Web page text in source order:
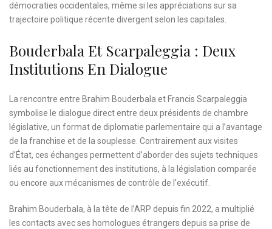
démocraties occidentales, même si les appréciations sur sa
trajectoire politique récente divergent selon les capitales.
Bouderbala Et Scarpaleggia : Deux
Institutions En Dialogue
La rencontre entre Brahim Bouderbala et Francis Scarpaleggia
symbolise le dialogue direct entre deux présidents de chambre
législative, un format de diplomatie parlementaire qui a l’avantage
de la franchise et de la souplesse. Contrairement aux visites
d’État, ces échanges permettent d’aborder des sujets techniques
liés au fonctionnement des institutions, à la législation comparée
ou encore aux mécanismes de contrôle de l’exécutif.
Brahim Bouderbala, à la tête de l’ARP depuis fin 2022, a multiplié
les contacts avec ses homologues étrangers depuis sa prise de